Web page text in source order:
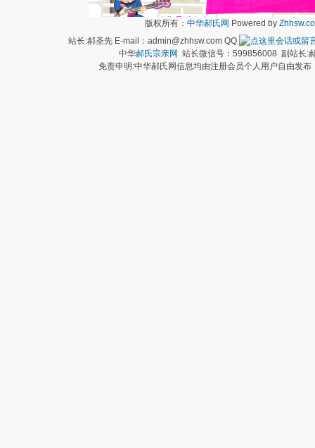
版权所有： 中华郝氏网 Powered by
站长:郝圣先 E-mail：admin@zhhsw.com QQ
中华郝氏宗亲网 站长微信号：599856008 副站长:
免责申明:中华郝氏网信息均由注册会员个人用户自由发